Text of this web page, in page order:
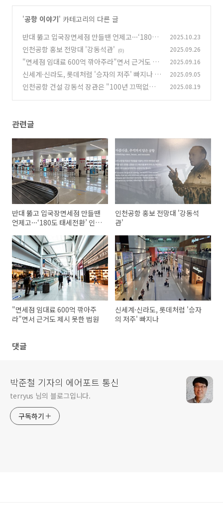
'공항 이야기' 카테고리의 다른 글
반대 뚫고 입국장면세점 만들땐 언제고···‘180
도 태세전환’ 인천공항 왜?
(0)
2025.10.23
인천공항 홍보 전망대 '강동석관' (0) 2025.09.26
"면세점 임대료 600억 깎아주라"면서 근거도 제
시 못한 법원
(0)
2025.09.16
신세계·신라도, 롯데처럼 '승자의 저주' 빠지나
(0)
2025.09.05
인천공항 건설 강동석 장관은 "100년 끄떡없
2025.08.19
관련글
반대 뚫고 입국장면세점 만들땐
언제고···‘180도 태세전환’ 인
인천공항 홍보 전망대 '강동석
관'
"면세점 임대료 600억 깎아주
라"면서 근거도 제시 못한 법원
신세계·신라도, 롯데처럼 '승자
의 저주' 빠지나
댓글
박준철 기자의 에어포트 통신
terryus 님의 블로그입니다.
구독하기